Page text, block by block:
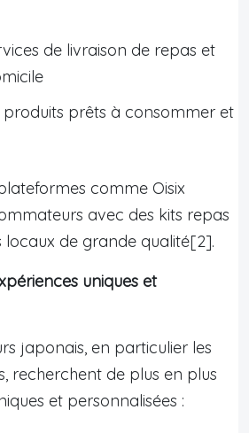
de livraison de repas et
produits prêts à consommer et
comme Oisix
avec des kits repas
locaux de grande qualité[2].
uniques et
japonais, en particulier les
recherchent de plus en plus
et personnalisées :